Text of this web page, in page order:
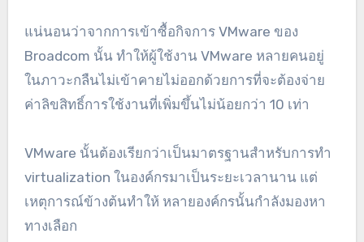
แน่นอนว่าจากการเข้าซื้อกิจการ VMware ของ
Broadcom นั้น ทำให้ผู้ใช้งาน VMware หลายคนอยู่
ในภาวะกลืนไม่เข้าคายไม่ออกด้วยการที่จะต้องจ่าย
ค่าลิขสิทธิ์การใช้งานที่เพิ่มขึ้นไม่น้อยกว่า 10 เท่า
VMware นั้นต้องเรียกว่าเป็นมาตรฐานสำหรับการทำ
virtualization ในองค์กรมาเป็นระยะเวลานาน แต่
เหตุการณ์ข้างต้นทำให้ หลายองค์กรนั้นกำลังมองหา
ทางเลือก